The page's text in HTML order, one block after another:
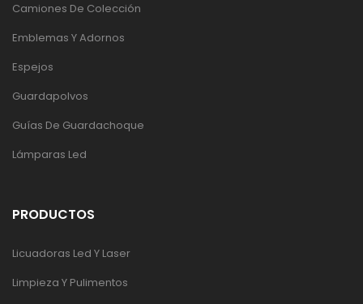
Camiones De Colección
Emblemas Y Adornos
Espejos
Guardapolvos
Guías De Guardachoque
Lámparas Led
PRODUCTOS
Licuadoras Led Y Laser
Limpieza Y Pulimentos